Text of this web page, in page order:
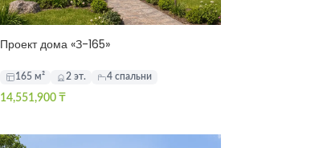
Проект дома «З-165»
165 м² 2 эт. 4 спальни
14,551,900 ₸